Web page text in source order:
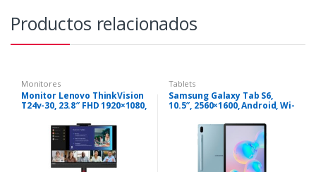
Productos relacionados
Monitores
Monitor Lenovo ThinkVision
T24v-30, 23.8″ FHD 1920×1080,
Tablets
Samsung Galaxy Tab S6,
10.5″, 2560×1600, Android, Wi-
T860NZBAPEO)